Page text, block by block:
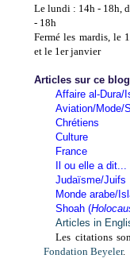
Le lundi : 14h - 18h,
- 18h
Fermé les mardis, le
et le 1er janvier
Articles sur ce
Affaire al-Dura/
Aviation/Mode/
Chrétiens
Culture
France
Il ou elle a dit...
Judaïsme/Juifs
Monde arabe/
Shoah (
Articles in
Les citations
Fondation Beyeler.